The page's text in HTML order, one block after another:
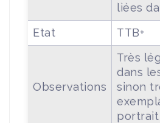
liées
Etat
TTB+
Observations
Très
dans
sinon
portrait